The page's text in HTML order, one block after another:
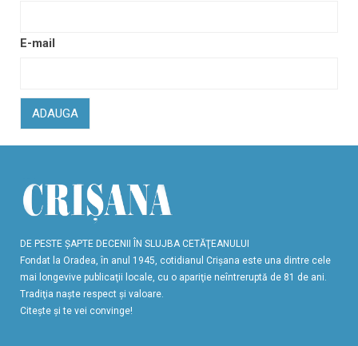
E-mail
ADAUGA
DE PESTE ŞAPTE DECENII ÎN SLUJBA CETĂŢEANULUI
Fondat la Oradea, în anul 1945, cotidianul Crişana este una dintre cele
mai longevive publicaţii locale, cu o apariţie neîntreruptă de 81 de ani.
Tradiţia naşte respect şi valoare.
Citeşte şi te vei convinge!